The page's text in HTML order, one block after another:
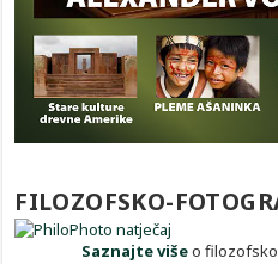
FILOZOFSKO-
Saznajte višeo